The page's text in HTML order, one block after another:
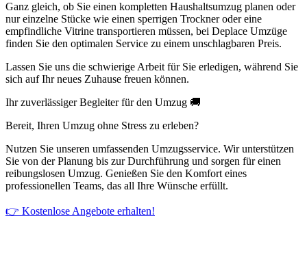
Ganz gleich, ob Sie einen kompletten Haushaltsumzug planen oder
nur einzelne Stücke wie einen sperrigen Trockner oder eine
empfindliche Vitrine transportieren müssen, bei Deplace Umzüge
finden Sie den optimalen Service zu einem unschlagbaren Preis.
Lassen Sie uns die schwierige Arbeit für Sie erledigen, während Sie
sich auf Ihr neues Zuhause freuen können.
Ihr zuverlässiger Begleiter für den Umzug 🚚
Bereit, Ihren Umzug ohne Stress zu erleben?
Nutzen Sie unseren umfassenden Umzugsservice. Wir unterstützen
Sie von der Planung bis zur Durchführung und sorgen für einen
reibungslosen Umzug. Genießen Sie den Komfort eines
professionellen Teams, das all Ihre Wünsche erfüllt.
👉 Kostenlose Angebote erhalten!